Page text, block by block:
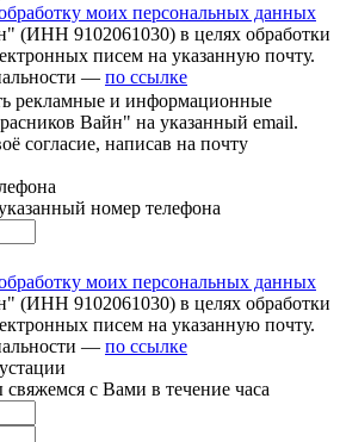
моих персональных данных
(ИНН 9102061030) в целях обработки
писем на указанную почту.
— по ссылке
рекламные и информационные
Вайн" на указанный email.
согласие, написав на почту
номер телефона
моих персональных данных
(ИНН 9102061030) в целях обработки
писем на указанную почту.
— по ссылке
с Вами в течение часа